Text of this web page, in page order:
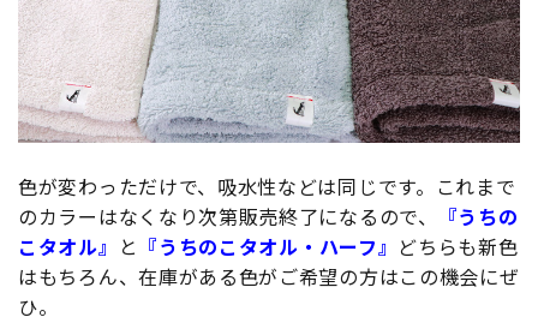
色が変わっただけで、吸水性などは同じです。これまで
のカラーはなくなり次第販売終了になるので、
『うちの
こタオル』 と 『うちのこタオル・ハーフ』 どちらも新色
はもちろん、在庫がある色がご希望の方はこの機会にぜ
ひ。